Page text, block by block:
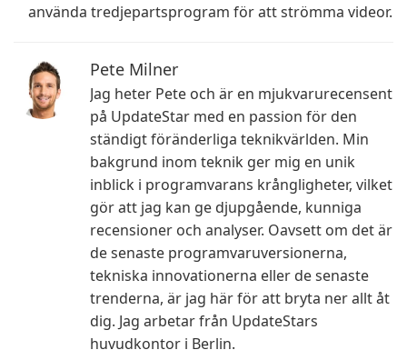
använda tredjepartsprogram för att strömma videor.
Pete Milner
Jag heter Pete och är en mjukvarurecensent
på UpdateStar med en passion för den
ständigt föränderliga teknikvärlden. Min
bakgrund inom teknik ger mig en unik
inblick i programvarans krångligheter, vilket
gör att jag kan ge djupgående, kunniga
recensioner och analyser. Oavsett om det är
de senaste programvaruversionerna,
tekniska innovationerna eller de senaste
trenderna, är jag här för att bryta ner allt åt
dig. Jag arbetar från UpdateStars
huvudkontor i Berlin.